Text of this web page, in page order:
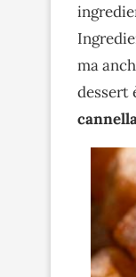
ma
dessert